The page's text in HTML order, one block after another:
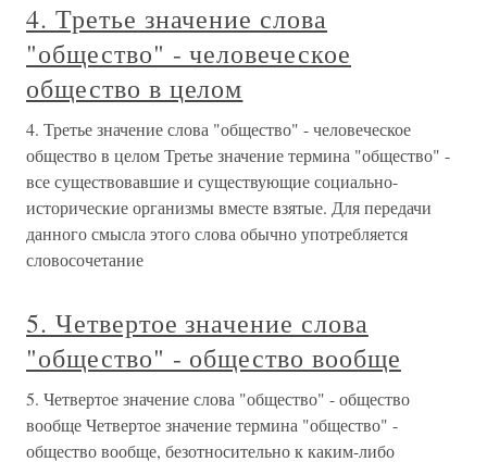
4. Третье значение слова
"общество" - человеческое
общество в целом
4. Третье значение слова "общество" - человеческое
общество в целом Третье значение термина "общество" -
все существовавшие и существующие социально-
исторические организмы вместе взятые. Для передачи
данного смысла этого слова обычно употребляется
словосочетание
5. Четвертое значение слова
"общество" - общество вообще
5. Четвертое значение слова "общество" - общество
вообще Четвертое значение термина "общество" -
общество вообще, безотносительно к каким-либо